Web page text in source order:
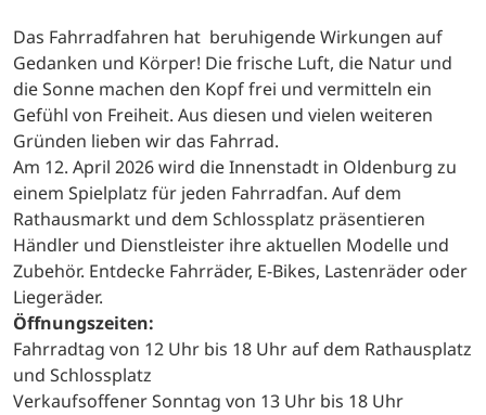
Das Fahrradfahren hat beruhigende Wirkungen auf
Gedanken und Körper! Die frische Luft, die Natur und
die Sonne machen den Kopf frei und vermitteln ein
Gefühl von Freiheit. Aus diesen und vielen weiteren
Gründen lieben wir das Fahrrad.
Am 12. April 2026 wird die Innenstadt in Oldenburg zu
einem Spielplatz für jeden Fahrradfan. Auf dem
Rathausmarkt und dem Schlossplatz präsentieren
Händler und Dienstleister ihre aktuellen Modelle und
Zubehör. Entdecke Fahrräder, E-Bikes, Lastenräder oder
Liegeräder.
Öffnungszeiten:
Fahrradtag von 12 Uhr bis 18 Uhr auf dem Rathausplatz
und Schlossplatz
Verkaufsoffener Sonntag von 13 Uhr bis 18 Uhr